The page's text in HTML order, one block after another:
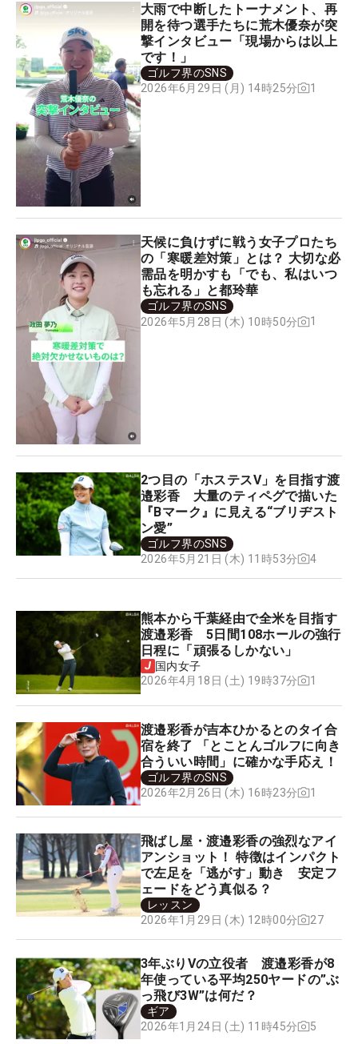
大雨で中断したトーナメント、再
開を待つ選手たちに荒木優奈が突
撃インタビュー「現場からは以上
です！」
ゴルフ界のSNS
2026年6月29日 (月) 14時25分
1
天候に負けずに戦う女子プロたち
の「寒暖差対策」とは？ 大切な必
需品を明かすも「でも、私はいつ
も忘れる」と都玲華
ゴルフ界のSNS
2026年5月28日 (木) 10時50分
1
2つ目の「ホステスV」を目指す渡
邉彩香 大量のティペグで描いた
『Bマーク』に見える“ブリヂスト
ン愛”
ゴルフ界のSNS
2026年5月21日 (木) 11時53分
4
熊本から千葉経由で全米を目指す
渡邉彩香 5日間108ホールの強行
日程に「頑張るしかない」
国内女子
2026年4月18日 (土) 19時37分
1
渡邉彩香が吉本ひかるとのタイ合
宿を終了 「とことんゴルフに向き
合ういい時間」に確かな手応え！
ゴルフ界のSNS
2026年2月26日 (木) 16時23分
1
飛ばし屋・渡邉彩香の強烈なアイ
アンショット！ 特徴はインパクト
で左足を「逃がす」動き 安定フ
ェードをどう真似る？
レッスン
2026年1月29日 (木) 12時00分
27
3年ぶりVの立役者 渡邉彩香が8
年使っている平均250ヤードの”ぶ
っ飛び3W”は何だ？
ギア
2026年1月24日 (土) 11時45分
5